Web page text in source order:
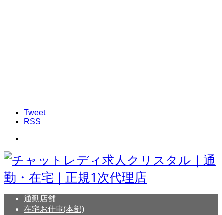
Tweet
RSS
通勤店舗
在宅お仕事(本部)